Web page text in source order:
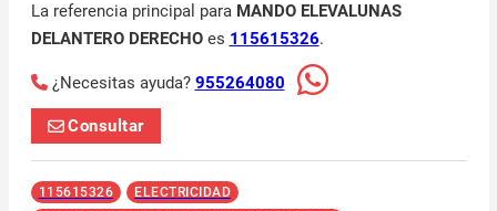
La referencia principal para MANDO ELEVALUNAS
DELANTERO DERECHOes 115615326.
¿Necesitas ayuda? 955264080
Consultar
115615326
ELECTRICIDAD